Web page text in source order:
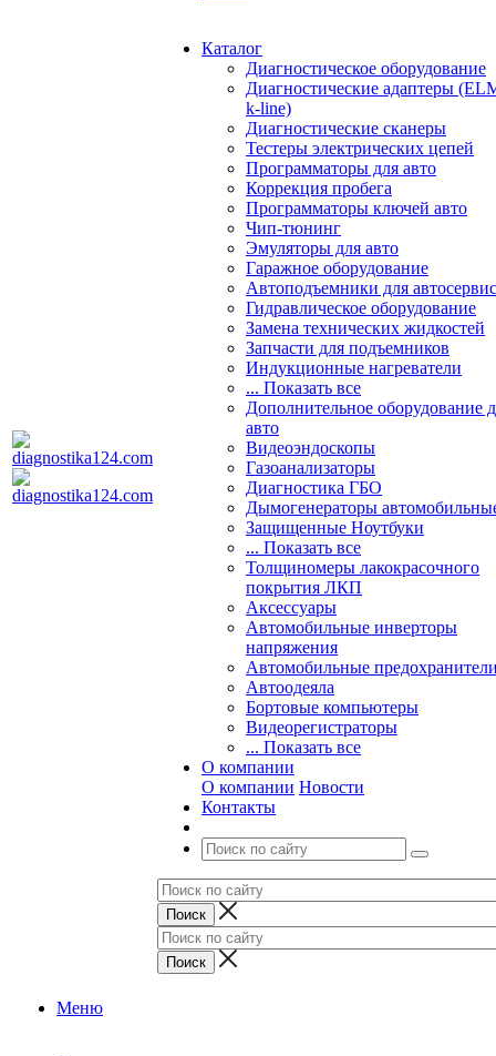
Каталог
Диагностическое оборудование
Диагностические адаптеры
k-line)
Диагностические сканеры
Тестеры электрических цепей
Программаторы для авто
Коррекция пробега
Программаторы ключей авто
Чип-тюнинг
Эмуляторы для авто
Гаражное оборудование
Автоподъемники для
Гидравлическое оборудование
Замена технических жидкостей
Запчасти для подъемников
Индукционные нагреватели
... Показать все
Дополнительное оборудование
авто
Видеоэндоскопы
Газоанализаторы
Диагностика ГБО
Дымогенераторы
Защищенные Ноутбуки
... Показать все
Толщиномеры лакокрасочного
покрытия ЛКП
Аксессуары
Автомобильные инверторы
напряжения
Автомобильные
Автоодеяла
Бортовые компьютеры
Видеорегистраторы
... Показать все
О компании
О компании Новости
Контакты
Меню